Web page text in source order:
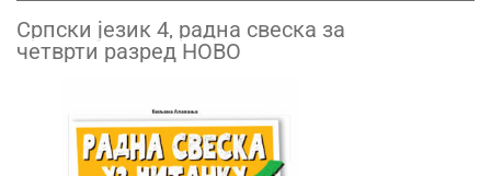
Српски језик 4, радна свеска за
четврти разред НОВО